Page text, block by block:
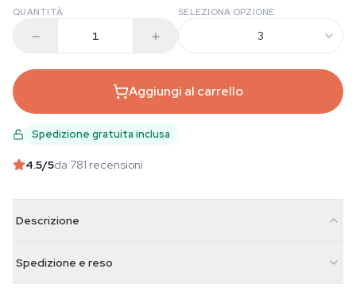
QUANTITÀ SELEZIONA OPZIONE
3
Aggiungi al carrello
Spedizione gratuita inclusa
4.5/5da 781 recensioni
Descrizione
Spedizione e reso